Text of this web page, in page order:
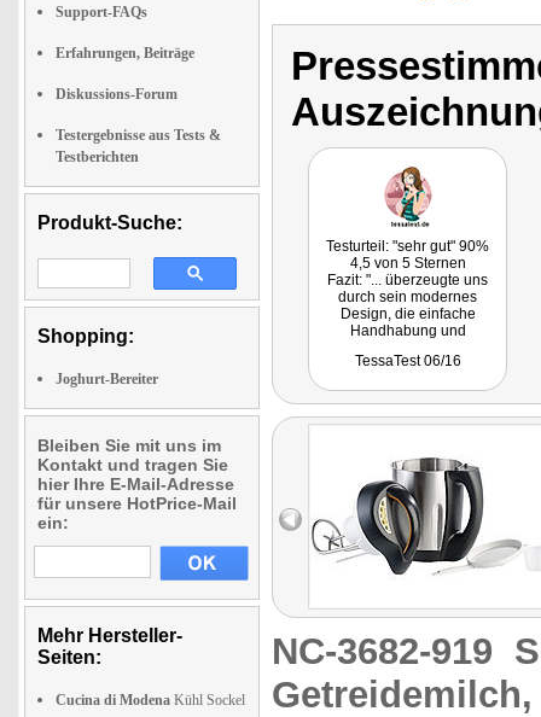
Support-FAQs
Erfahrungen, Beiträge
Diskussions-Forum
Testergebnisse aus Tests &
Testberichten
Produkt-Suche:
Shopping:
Joghurt-Bereiter
Bleiben Sie mit uns im
Kontakt und tragen Sie
hier Ihre E-Mail-Adresse
für unsere HotPrice-Mail
ein:
Mehr Hersteller-
Seiten:
Cucina di Modena Kühl Sockel
Testurteil: "sehr gut" 90%
4,5 von 5 Sternen
Fazit: "... überzeugte uns
durch sein modernes
Design, die einfache
Handhabung und
super Preis-
TessaTest 06/16
NC-3682-919